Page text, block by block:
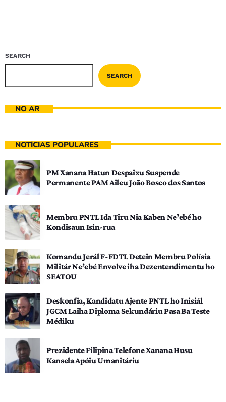
SEARCH
SEARCH
NO AR
NOTÍCIAS POPULARES
PM Xanana Hatun Despaixu Suspende
Permanente PAM Aileu João Bosco dos Santos
Membru PNTL Ida Tiru Nia Kaben Ne’ebé ho
Kondisaun Isin-rua
Komandu Jerál F-FDTL Detein Membru Polísia
Militár Ne’ebé Envolve iha Dezentendimentu ho
SEATOU
Deskonfia, Kandidatu Ajente PNTL ho Inisiál
JGCM Laiha Diploma Sekundáriu Pasa Ba Teste
Médiku
Prezidente Filipina Telefone Xanana Husu
Kansela Apóiu Umanitáriu